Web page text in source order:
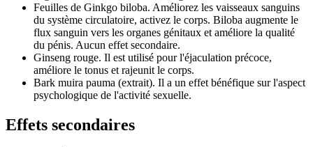
Feuilles de Ginkgo biloba. Améliorez les vaisseaux sanguins
du système circulatoire, activez le corps. Biloba augmente le
flux sanguin vers les organes génitaux et améliore la qualité
du pénis. Aucun effet secondaire.
Ginseng rouge. Il est utilisé pour l'éjaculation précoce,
améliore le tonus et rajeunit le corps.
Bark muira pauma (extrait). Il a un effet bénéfique sur l'aspect
psychologique de l'activité sexuelle.
Effets secondaires